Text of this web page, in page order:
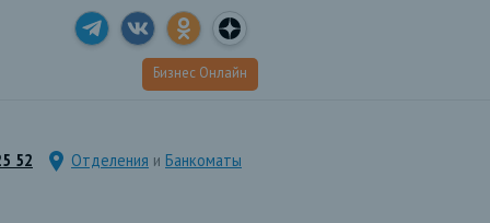
Бизнес Онлайн
52 Отделения и Банкоматы